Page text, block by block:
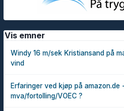
Vis emner
Windy 16 m/sek Kristiansand på
vind
Erfaringer ved kjøp på amazon.de -
mva/fortolling/VOEC ?